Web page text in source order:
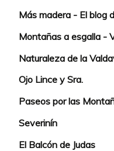
Más madera - El blog
Montañas a esgalla -
Naturaleza de la
Ojo Lince y Sra.
Paseos por las
Severinín
El Balcón de Judas